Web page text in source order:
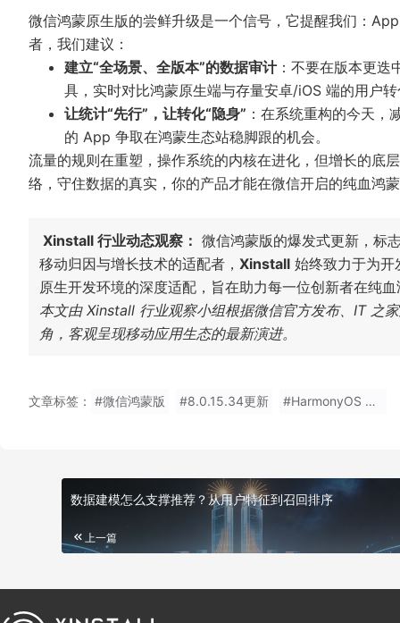
微信鸿蒙原生版的尝鲜升级是一个信号，它提醒我们：
者，我们建议：
建立“全场景、全版本”的数据审计：不要在版本更迭
具，实时对比鸿蒙原生端与存量安卓/iOS 端的用户
让统计“先行”，让转化“隐身” ：在系统重构的今天
的 App 争取在鸿蒙生态站稳脚跟的机会。
流量的规则在重塑，操作系统的内核在进化，但增长的
络，守住数据的真实，你的产品才能在微信开启的纯血鸿
Xinstall 行业动态观察： 微信鸿蒙版的爆发式更新，标
移动归因与增长技术的适配者， Xinstall 始终致力于为
原生开发环境的深度适配，旨在助力每一位创新者在纯
本文由 Xinstall 行业观察小组根据微信官方发布、IT 之
角，客观呈现移动应用生态的最新演进。
文章标签： #微信鸿蒙版 #8.0.15.34更新 #HarmonyOS NEXT
数据建模怎么支撑推荐？从用户特征到召回排序
上一篇